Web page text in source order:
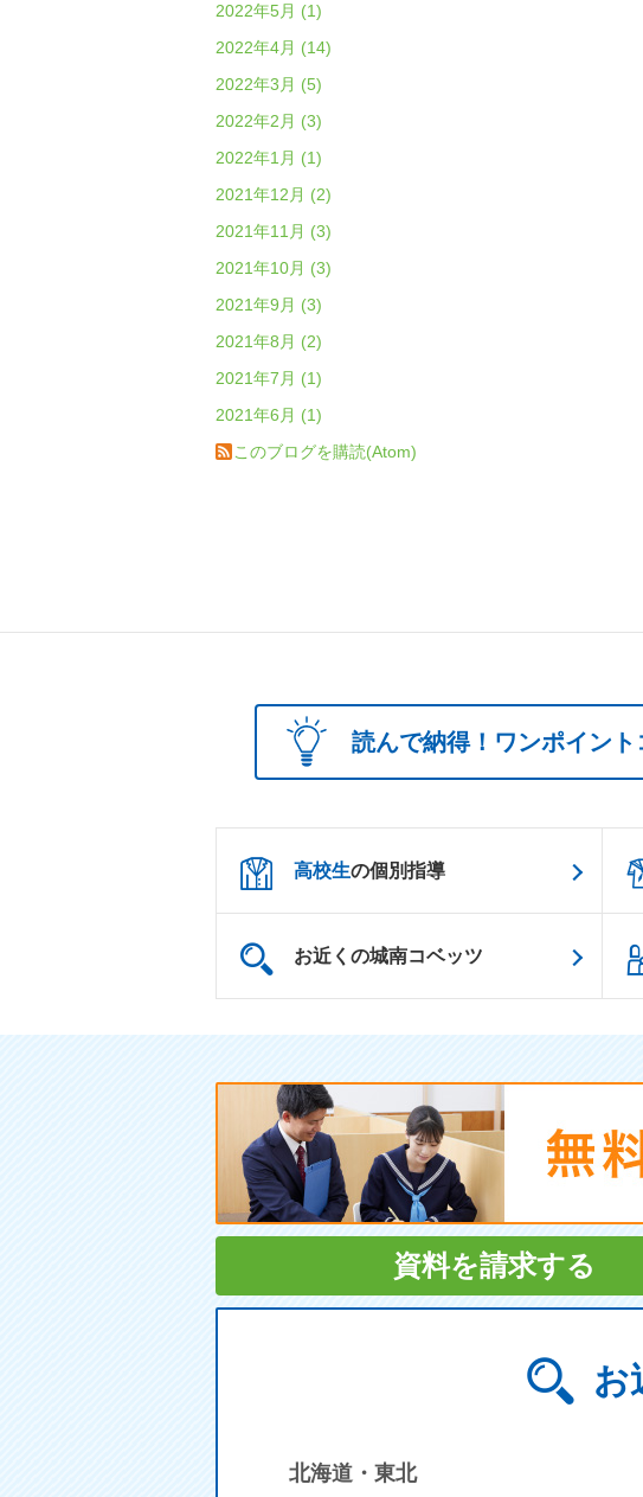
2022年5月 (1)
2022年4月 (14)
2022年3月 (5)
2022年2月 (3)
2022年1月 (1)
2021年12月 (2)
2021年11月 (3)
2021年10月 (3)
2021年9月 (3)
2021年8月 (2)
2021年7月 (1)
2021年6月 (1)
このブログを購読(Atom)
読んで納得！ワンポイント
高校生の個別指導
お近くの城南コベッツ
資料を請求する
お
北海道・東北